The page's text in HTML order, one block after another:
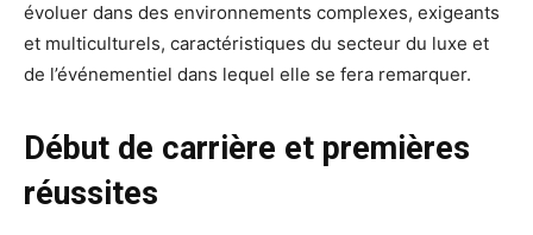
évoluer dans des environnements complexes, exigeants
et multiculturels, caractéristiques du secteur du luxe et
de l’événementiel dans lequel elle se fera remarquer.
Début de carrière et premières
réussites